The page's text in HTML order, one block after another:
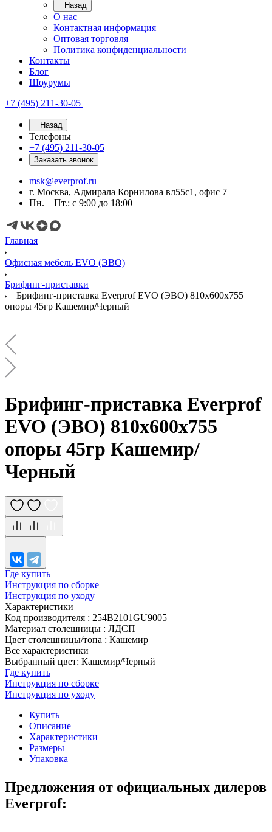
Назад
О нас
Контактная информация
Оптовая торговля
Политика конфиденциальности
Контакты
Блог
Шоурумы
+7 (495) 211-30-05
Назад
Телефоны
+7 (495) 211-30-05
Заказать звонок
msk@everprof.ru
г. Москва, Адмирала Корнилова вл55с1, офис 7
Пн. – Пт.: с 9:00 до 18:00
Главная
Офисная мебель EVO (ЭВО)
Брифинг-приставки
Брифинг-приставка Everprof EVO (ЭВО) 810х600x755
опоры 45гр Кашемир/Черный
Брифинг-приставка Everprof
EVO (ЭВО) 810х600x755
опоры 45гр Кашемир/
Черный
Где купить
Инструкция по сборке
Инструкция по уходу
Характеристики
Код производителя : 254В2101GU9005
Материал столешницы : ЛДСП
Цвет столешницы/топа : Кашемир
Все характеристики
Выбранный цвет: Кашемир/Черный
Где купить
Инструкция по сборке
Инструкция по уходу
Купить
Описание
Характеристики
Размеры
Упаковка
Предложения от официальных дилеров
Everprof: